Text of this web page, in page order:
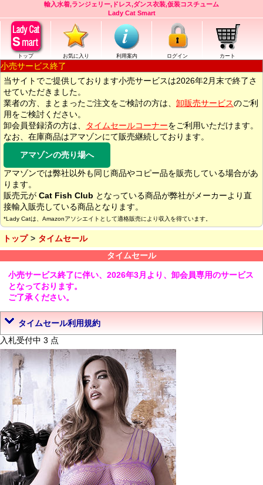
輸入水着,ランジェリー,ドレス,ダンス衣装,仮装コスチューム
Lady Cat Smart
トップ お気に入り 利用案内 ログイン カート
小売サービス終了
当サイトでご提供しております小売サービスは2026年2月末で終了さ
せていただきました。
業者の方、まとまったご注文をご検討の方は、 卸販売サービスのご利
用をご検討ください。
卸会員登録済の方は、
タイムセールコーナーをご利用いただけます。
なお、在庫商品はアマゾンにて販売継続しております。
アマゾンの売り場へ
アマゾンでは弊社以外も同じ商品やコピー品を販売している場合があ
ります。
販売元が Cat Fish Club となっている商品が弊社がメーカーより直
接輸入販売している商品となります。
*Lady Catは、Amazonアソシエイトとして適格販売により収入を得ています。
トップ
タイムセール
タイムセール
小売サービス終了に伴い、2026年3月より、卸会員専用のサービス
となっております。
ご了承ください。
タイムセール利用規約
入札受付中 3 点